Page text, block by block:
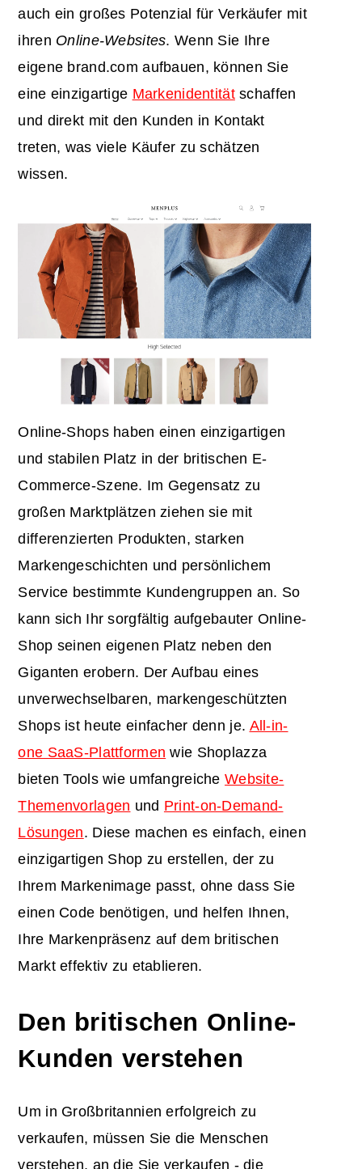
auch ein großes Potenzial für Verkäufer mit
ihren Online-Websites. Wenn Sie Ihre
eigene brand.com aufbauen, können Sie
eine einzigartige Markenidentitätschaffen
und direkt mit den Kunden in Kontakt
treten, was viele Käufer zu schätzen
wissen.
Online-Shops haben einen einzigartigen
und stabilen Platz in der britischen E-
Commerce-Szene. Im Gegensatz zu
großen Marktplätzen ziehen sie mit
differenzierten Produkten, starken
Markengeschichten und persönlichem
Service bestimmte Kundengruppen an. So
kann sich Ihr sorgfältig aufgebauter Online-
Shop seinen eigenen Platz neben den
Giganten erobern. Der Aufbau eines
unverwechselbaren, markengeschützten
Shops ist heute einfacher denn je. All-in-
one SaaS-Plattformen wie Shoplazza
bieten Tools wie umfangreicheWebsite-
Themenvorlagen und Print-on-Demand-
Lösungen. Diese machen es einfach, einen
einzigartigen Shop zu erstellen, der zu
Ihrem Markenimage passt, ohne dass Sie
einen Code benötigen, und helfen Ihnen,
Ihre Markenpräsenz auf dem britischen
Markt effektiv zu etablieren.
Den britischen Online-
Kunden verstehen
Um in Großbritannien erfolgreich zu
verkaufen, müssen Sie die Menschen
verstehen, an die Sie verkaufen - die